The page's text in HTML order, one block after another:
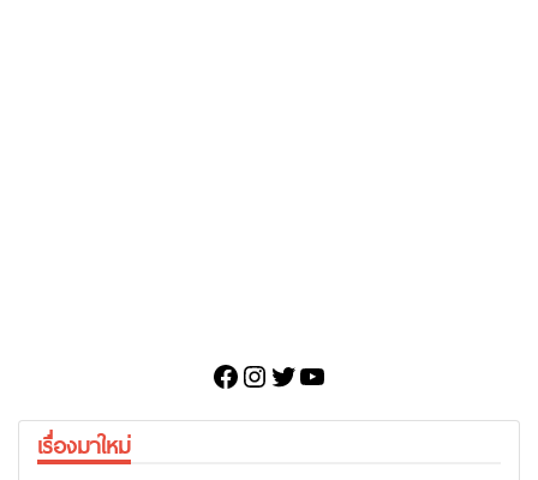
Facebook
Instagram
Twitter
YouTube
เรื่องมาใหม่